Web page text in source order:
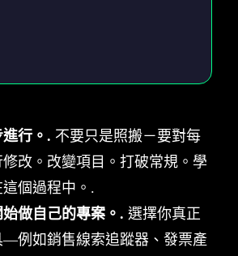
行。. 不要只是照搬－要對每
改。改變項目。打破常規。學
個過程中。.
做自己的專案。. 選擇你真正
—例如銷售線索追蹤器、發票產